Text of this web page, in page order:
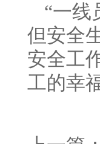
“一线
但安全
安全工
工的幸